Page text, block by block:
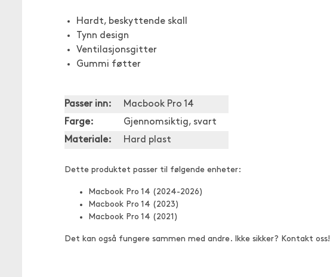
Hardt, beskyttende skall
Tynn design
Ventilasjonsgitter
Gummi føtter
Passer inn:
Macbook Pro 14
Farge:
Gjennomsiktig, svart
Materiale:
Hard plast
Dette produktet passer til følgende enheter:
Macbook Pro 14 (2024-2026)
Macbook Pro 14 (2023)
Macbook Pro 14 (2021)
Det kan også fungere sammen med andre. Ikke sikker? Kontakt oss!